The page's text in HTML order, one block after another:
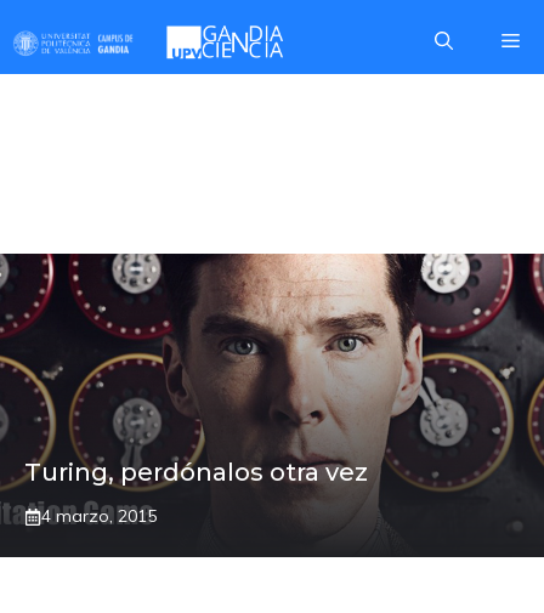
contenido
Turing, perdónalos otra vez
4 marzo, 2015